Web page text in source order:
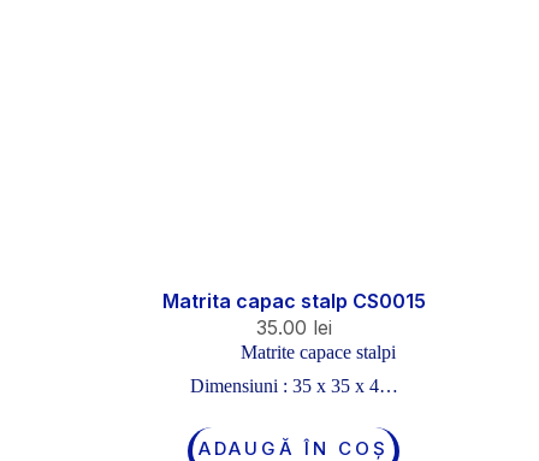
Matrita capac stalp CS0015
35.00 lei
Matrite capace stalpi
Dimensiuni : 35 x 35 x 4…
ADAUGĂ ÎN COȘ